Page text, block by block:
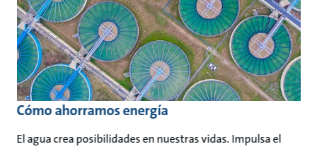
Cómo ahorramos energía
El agua crea posibilidades en nuestras vidas. Impulsa el